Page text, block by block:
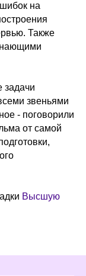
на
Также
задачи
звеньями
- поговорили
от самой
Высшую